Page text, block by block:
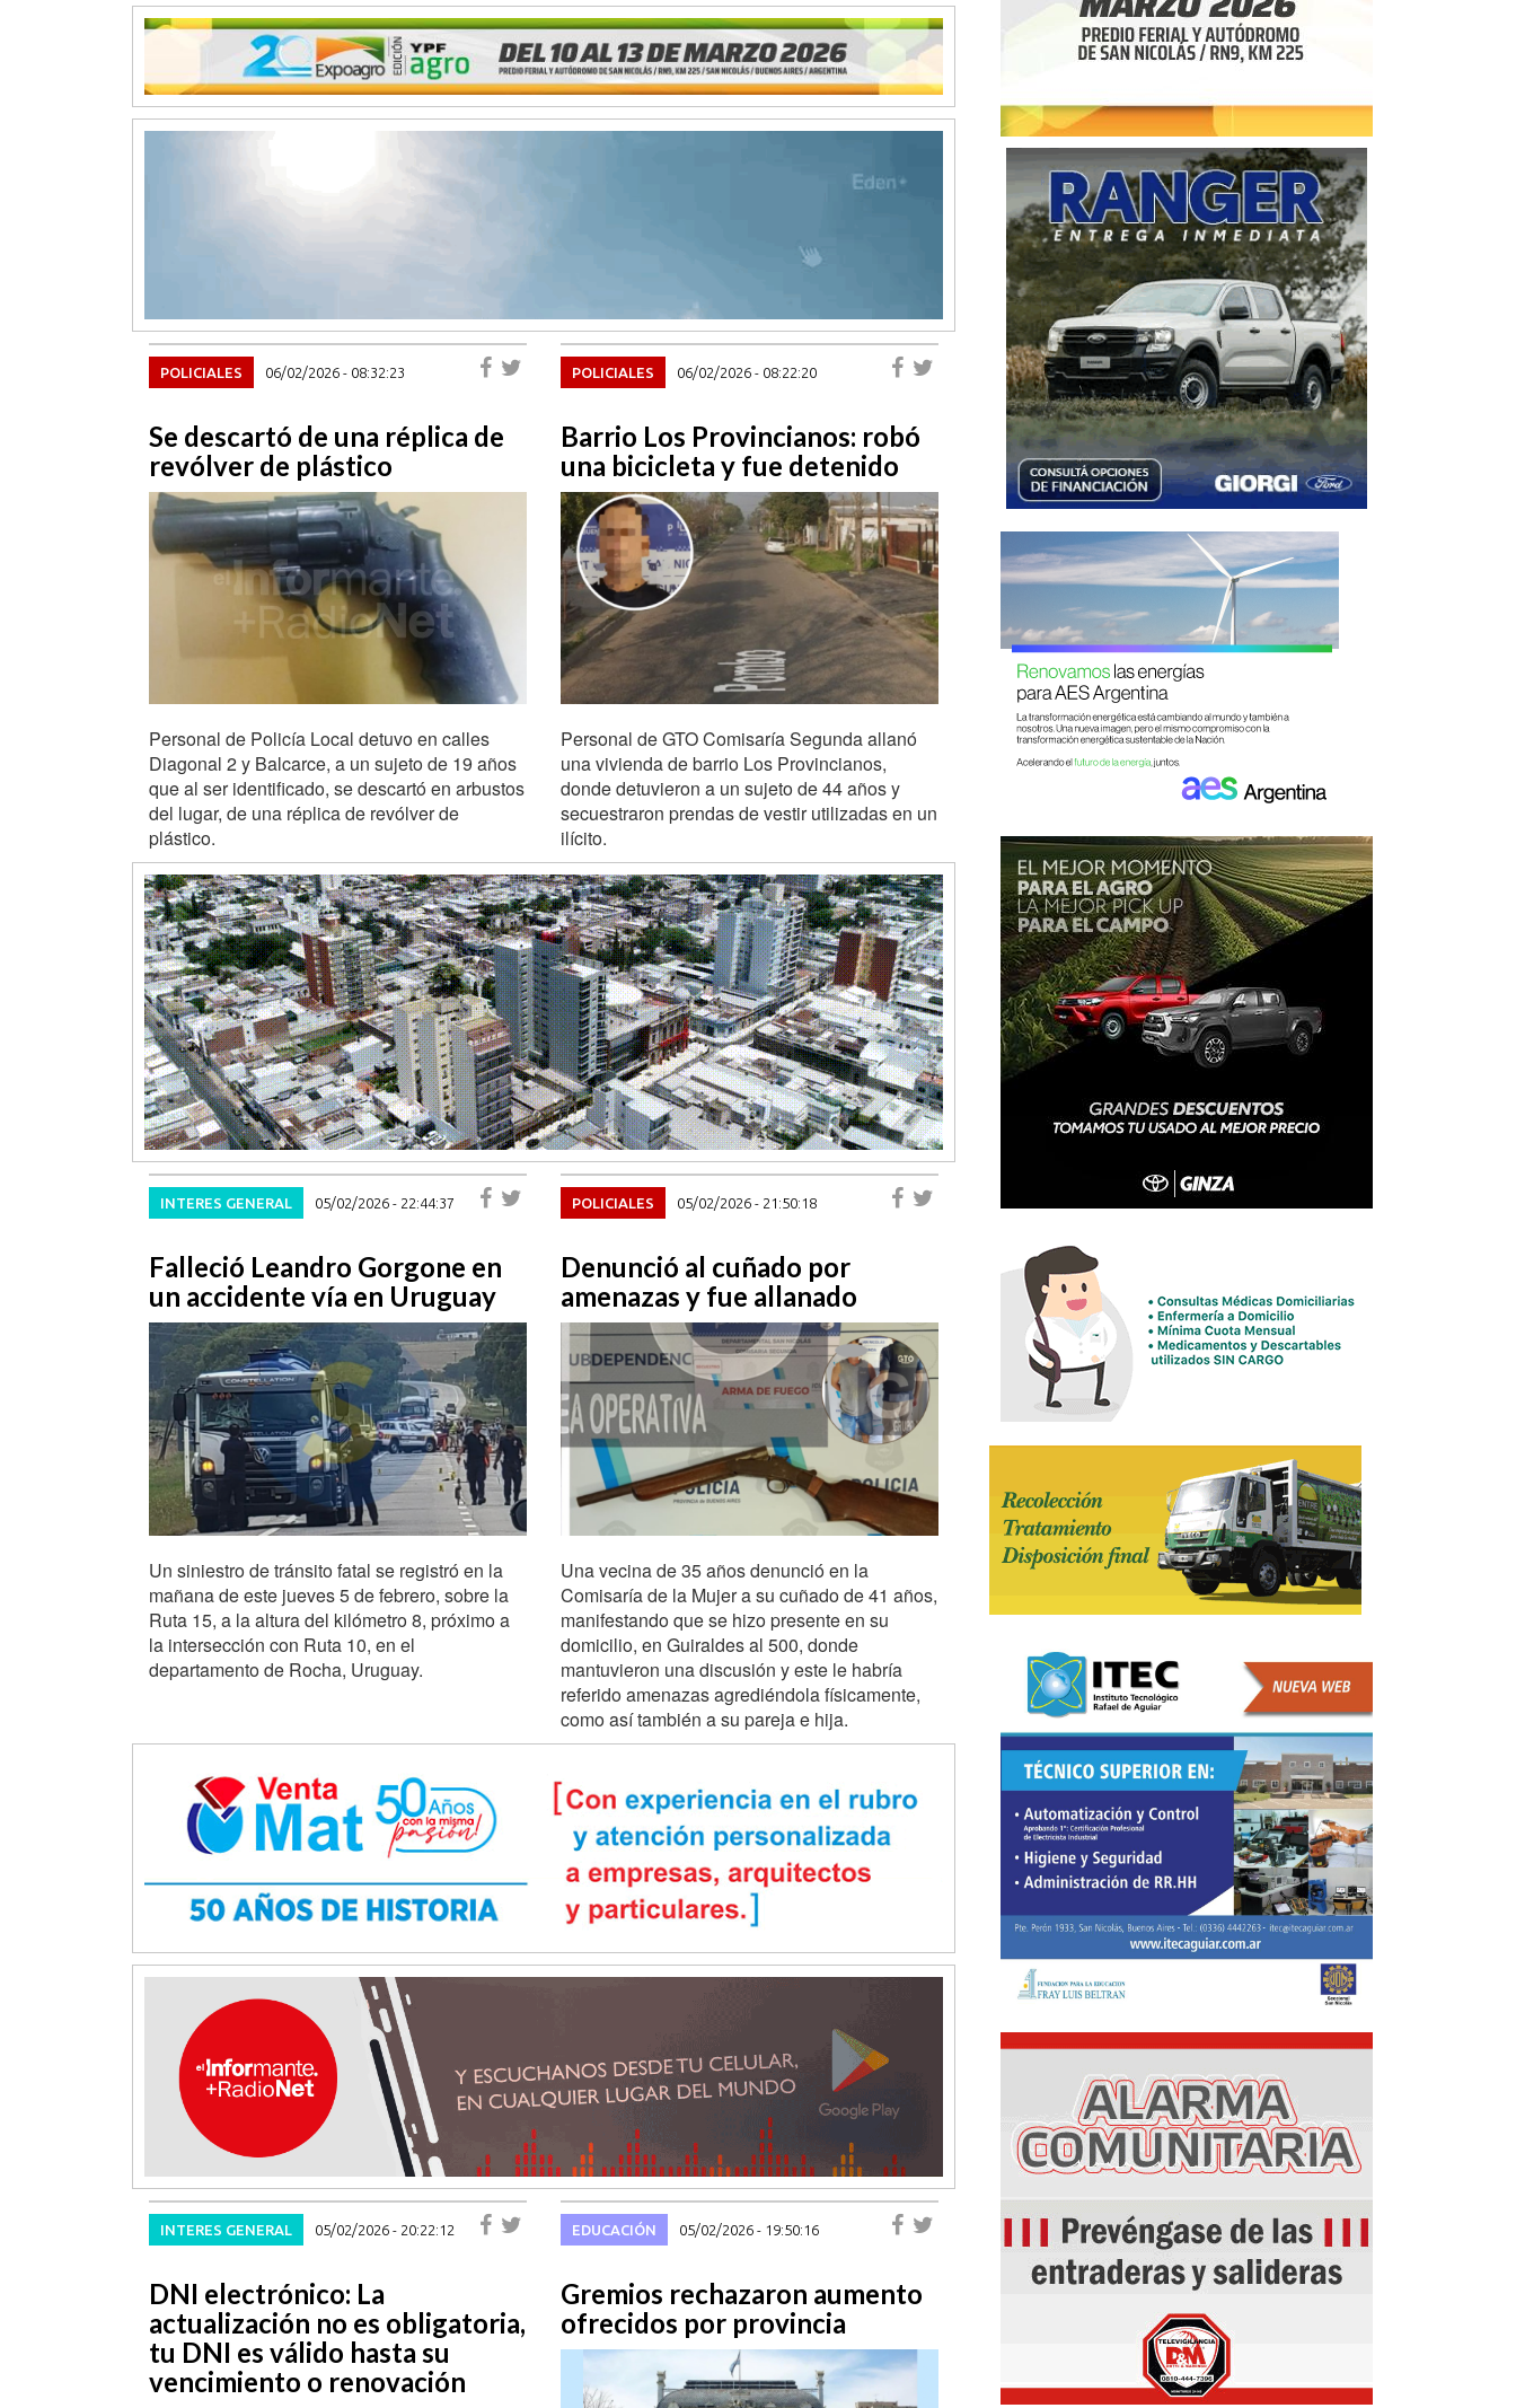
POLICIALES 06/02/2026 - 08:32:23
Se descartó de una réplica de
revólver de plástico
Personal de Policía Local detuvo en calles
Diagonal 2 y Balcarce, a un sujeto de 19 años
que al ser identificado, se descartó en arbustos
del lugar, de una réplica de revólver de
plástico.
POLICIALES 06/02/2026 - 08:22:20
Barrio Los Provincianos: robó
una bicicleta y fue detenido
Personal de GTO Comisaría Segunda allanó
una vivienda de barrio Los Provincianos,
donde detuvieron a un sujeto de 44 años y
secuestraron prendas de vestir utilizadas en un
ilícito.
INTERES GENERAL 05/02/2026 - 22:44:37
Falleció Leandro Gorgone en
un accidente vía en Uruguay
Un siniestro de tránsito fatal se registró en la
mañana de este jueves 5 de febrero, sobre la
Ruta 15, a la altura del kilómetro 8, próximo a
la intersección con Ruta 10, en el
departamento de Rocha, Uruguay.
POLICIALES 05/02/2026 - 21:50:18
Denunció al cuñado por
amenazas y fue allanado
Una vecina de 35 años denunció en la
Comisaría de la Mujer a su cuñado de 41 años,
manifestando que se hizo presente en su
domicilio, en Guiraldes al 500, donde
mantuvieron una discusión y este le habría
referido amenazas agrediéndola físicamente,
como así también a su pareja e hija.
INTERES GENERAL 05/02/2026 - 20:22:12
DNI electrónico: La
actualización no es obligatoria,
tu DNI es válido hasta su
vencimiento o renovación
EDUCACIÓN 05/02/2026 - 19:50:16
Gremios rechazaron aumento
ofrecidos por provincia